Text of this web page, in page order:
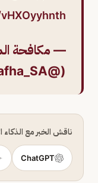
— مكافحة
(@Mokafha_SA)
ناقش الخبر مع
ChatGPT